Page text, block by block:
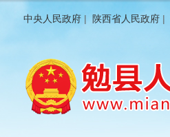
中央人民政府 | 陕西省人民政府 |